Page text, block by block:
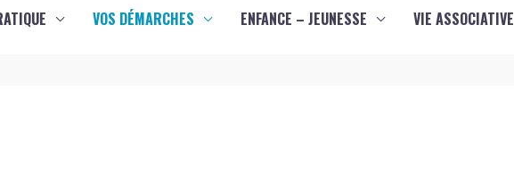
VOS DÉMARCHES ENFANCE – JEUNESSE VIE ASSOCIATIVE